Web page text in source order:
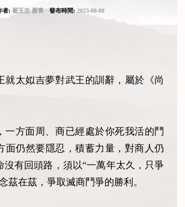
者: 翟玉忠 蔡青發布時間: 2023-08-08
就太姒吉夢對武王的訓辭，屬於《尚
一方面周、商已經處於你死我活的鬥
面仍然要隱忍，積蓄力量，對商人仍
沒有回頭路，須以“一萬年太久，只爭
茲在茲，爭取滅商鬥爭的勝利。